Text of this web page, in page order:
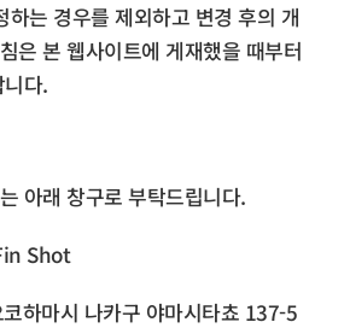
하는 경우를 제외하고 변경 후의 개
은 본 웹사이트에 게재했을 때부터
다.
아래 창구로 부탁드립니다.
Shot
하마시 나카구 야마시타쵸 137-5